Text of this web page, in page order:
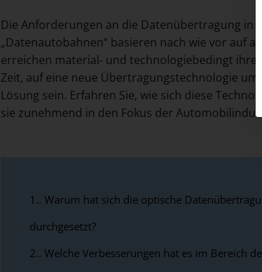
Die Anforderungen an die Datenübertragung in
„Datenautobahnen“ basieren nach wie vor auf
erreichen material- und technologiebedingt ihre
Zeit, auf eine neue Übertragungstechnologie
Lösung sein. Erfahren Sie, wie sich diese
sie zunehmend in den Fokus der
1. Warum hat sich die optische
durchgesetzt?
2. Welche Verbesserungen hat es im Bereich